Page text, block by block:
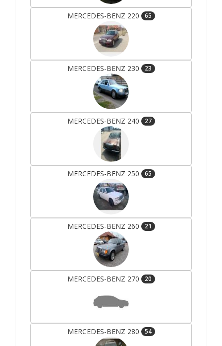
MERCEDES-BENZ 220 65
MERCEDES-BENZ 230 23
MERCEDES-BENZ 240 27
MERCEDES-BENZ 250 65
MERCEDES-BENZ 260 21
MERCEDES-BENZ 270 20
MERCEDES-BENZ 280 54